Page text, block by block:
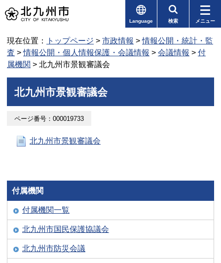
Language 検索 メニュー
現在位置： トップページ > 市政情報 >情報公開・統計・監
査 >情報公開・個人情報保護・会議情報 > 会議情報 > 付
属機関 > 北九州市景観審議会
北九州市景観審議会
ページ番号：000019733
北九州市景観審議会
付属機関
付属機関一覧
北九州市国民保護協議会
北九州市防災会議